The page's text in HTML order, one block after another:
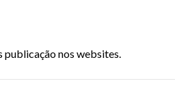
publicação nos websites.